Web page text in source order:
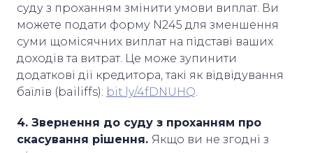
суду з проханням змінити умови виплат. Ви
можете подати форму N245 для зменшення
суми щомісячних виплат на підставі ваших
доходів та витрат. Це може зупинити
додаткові дії кредитора, такі як відвідування
баїлів (bailiffs): bit.ly/4fDNUHQ
4. Звернення до суду з проханням про
скасування рішення. Якщо ви не згодні з